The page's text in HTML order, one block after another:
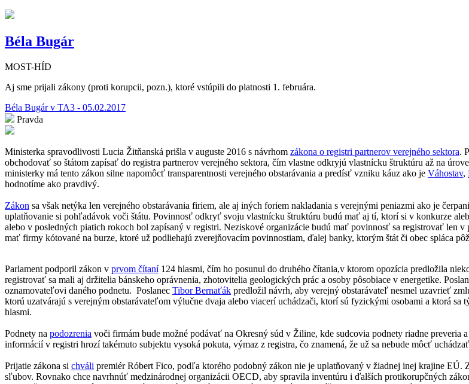
Béla Bugár
MOST-HÍD
Aj sme prijali zákony (proti korupcii, pozn.), ktoré vstúpili do platnosti 1. februára.
Béla Bugár v TA3 - 05.02.2017
Pravda
Ministerka spravodlivosti Lucia Žitňanská prišla v auguste 2016 s návrhom zákona o registri partnerov verejného sektora.
obchodovať so štátom zapísať do registra partnerov verejného sektora, čím vlastne odkryjú vlastnícku štruktúru až na
ministerky má tento zákon silne napomôcť transparentnosti verejného obstarávania a predísť vzniku káuz ako je Váhostav,
hodnotíme ako pravdivý.
Zákon sa však netýka len verejného obstarávania firiem, ale aj iných foriem nakladania s verejnými peniazmi ako je
uplatňovanie si pohľadávok voči štátu. Povinnosť odkryť svoju vlastnícku štruktúru budú mať aj tí, ktorí si v konkurze
alebo v posledných piatich rokoch bol zapísaný v registri. Neziskové organizácie budú mať povinnosť sa registrovať len
mať firmy kótované na burze, ktoré už podliehajú zverejňovacím povinnostiam, ďalej banky, ktorým štát či obec spláca
Parlament podporil zákon v prvom čítaní124 hlasmi, čím ho posunul do druhého čítania,v ktorom opozícia predložila
registrovať sa mali aj držitelia bánskeho oprávnenia, zhotovitelia geologických prác a osoby pôsobiace v energetike.
oznamovateľovi daného podnetu. Poslanec Tibor Bernaťák predložil návrh, aby verejný obstarávateľ nesmel uzavrieť
ktorú uzatvárajú s verejným obstarávateľom výlučne dvaja alebo viacerí uchádzači, ktorí sú fyzickými osobami a ktorá
hlasmi.
Podnety na podozrenia voči firmám bude možné podávať na Okresný súd v Žiline, kde sudcovia podnety riadne
informácií v registri hrozí takémuto subjektu vysoká pokuta, výmaz z registra, čo znamená, že už sa nebude môcť
Prijatie zákona si chváli premiér Róbert Fico, podľa ktorého podobný zákon nie je uplatňovaný v žiadnej inej krajine
sľubov. Rovnako chce navrhnúť medzinárodnej organizácii OECD, aby spravila inventúru i ďalších protikorupčných